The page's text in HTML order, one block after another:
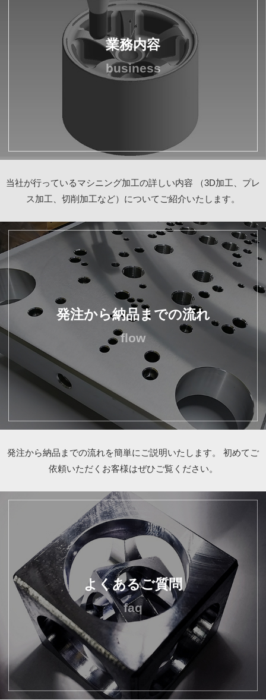
業務内容
business
当社が行っているマシニング加工の詳しい内容 （3D加工、プレ
ス加工、切削加工など）についてご紹介いたします。
発注から納品までの流れ
flow
発注から納品までの流れを簡単にご説明いたします。
初めてご
依頼いただくお客様はぜひご覧ください。
よくあるご質問
faq